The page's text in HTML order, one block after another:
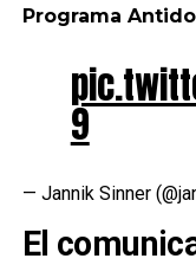
Programa
9
— Jannik Sinner
El